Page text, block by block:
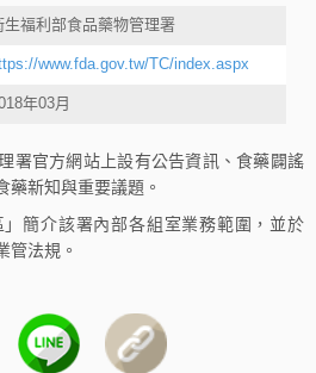
生福利部食品藥物管理署
www.fda.gov.tw/TC/index.aspx
年03月
官方網站上設有公告資訊、食藥闢謠
藥新知與重要議題。
介該署內部各組室業務範圍，並於
管法規。